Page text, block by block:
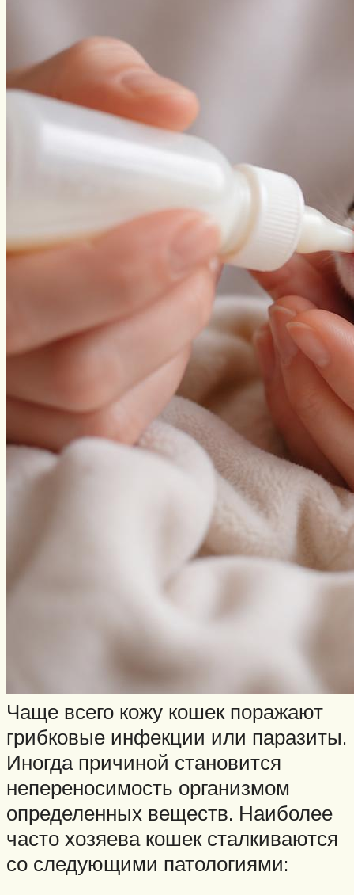
Чаще всего кожу кошек поражают
грибковые инфекции или паразиты.
Иногда причиной становится
непереносимость организмом
определенных веществ. Наиболее
часто хозяева кошек сталкиваются
со следующими патологиями: